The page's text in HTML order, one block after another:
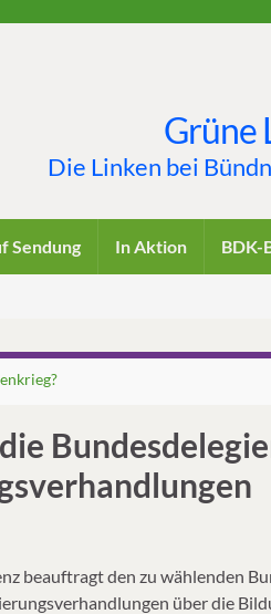
Grüne
Die Linken bei
Sendung In Aktion BDK-
beauftragt den zu wählenden
über die